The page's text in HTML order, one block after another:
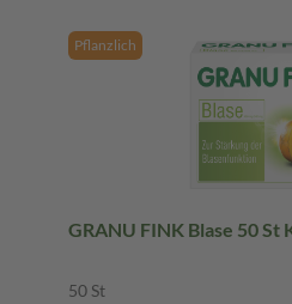
Pflanzlich
GRANU FINK Blase 50 St
50 St